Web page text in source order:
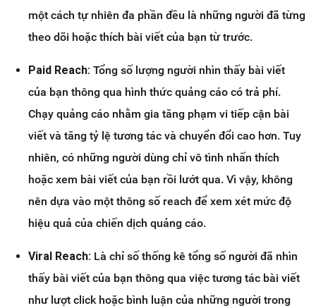
một cách tự nhiên đa phần đều là những người đã từng
theo dõi hoặc thích bài viết của bạn từ trước.
Paid Reach: Tổng số lượng người nhìn thấy bài viết
của bạn thông qua hình thức quảng cáo có trả phí.
Chạy quảng cáo nhằm gia tăng phạm vi tiếp cận bài
viết và tăng tỷ lệ tương tác và chuyển đổi cao hơn. Tuy
nhiên, có những người dùng chỉ vô tình nhấn thích
hoặc xem bài viết của bạn rồi lướt qua. Vì vậy, không
nên dựa vào một thông số reach để xem xét mức độ
hiệu quả của chiến dịch quảng cáo.
Viral Reach: Là chỉ số thống kê tổng số người đã nhìn
thấy bài viết của bạn thông qua việc tương tác bài viết
như lượt click hoặc bình luận của những người trong